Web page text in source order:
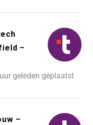
–
geleden geplaatst
–